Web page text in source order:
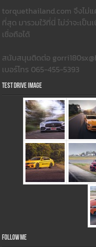
torquethailand.com จึงไม่
ที่สุด มารวมใว้ที่นี่ ไม่ว่าจะเ
เชื่อถือได้
สนับสนุนติดต่อ
เบอร์โทร 065-455-5393
Test Drive Image
Follow Me